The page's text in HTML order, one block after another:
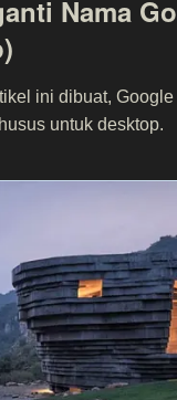
Nama
ini dibuat,
untuk desktop.